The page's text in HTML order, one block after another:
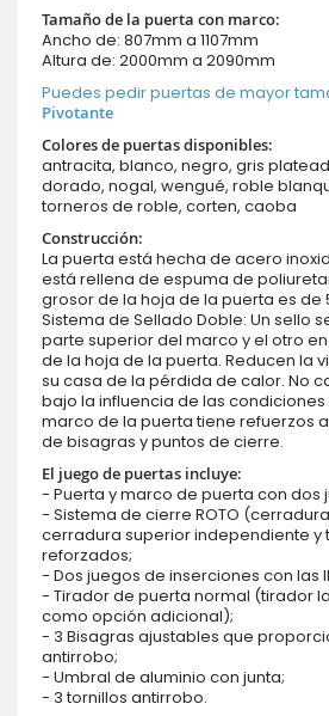
Tamaño de la puerta con marco:
Ancho de: 807mm a 1107mm
Altura de: 2000mm a 2090mm
Puedes pedir puertas de mayor
Pivotante
Colores de puertas disponibles:
antracita, blanco, negro, gris
dorado, nogal, wengué, roble
torneros de roble, corten, caoba
Construcción:
La puerta está hecha de acero
está rellena de espuma de
grosor de la hoja de la puerta es de
Sistema de Sellado Doble: Un sello
parte superior del marco y el otro
de la hoja de la puerta. Reducen la
su casa de la pérdida de calor. No
bajo la influencia de las condiciones
marco de la puerta tiene refuerzos
de bisagras y puntos de cierre.
El juego de puertas incluye:
- Puerta y marco de puerta con dos
- Sistema de cierre ROTO
cerradura superior independiente y
reforzados;
- Dos juegos de inserciones con las
- Tirador de puerta normal (tirador
como opción adicional);
- 3 Bisagras ajustables que
antirrobo;
- Umbral de aluminio con junta;
- 3 tornillos antirrobo.